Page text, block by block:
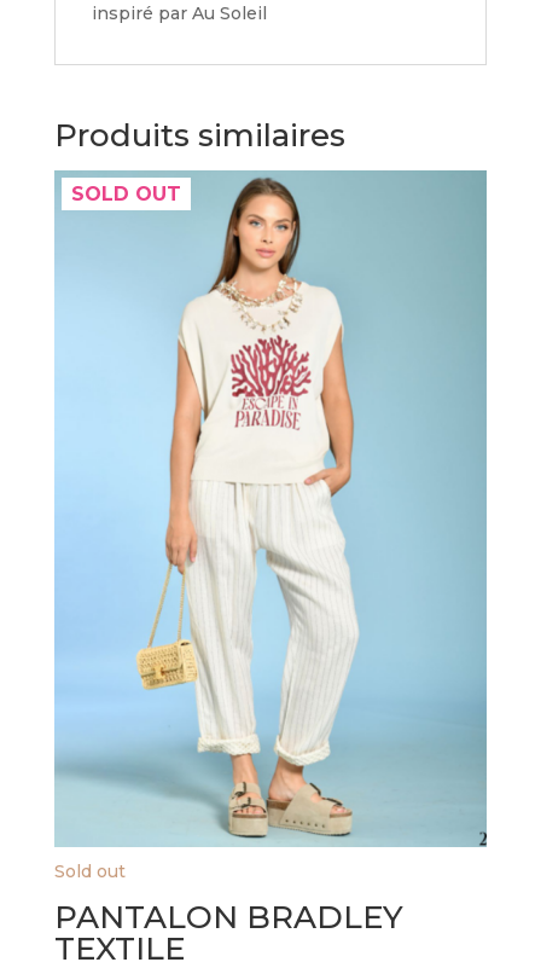
inspiré par Au Soleil
Produits similaires
SOLD OUT
Sold out
PANTALON BRADLEY
TEXTILE